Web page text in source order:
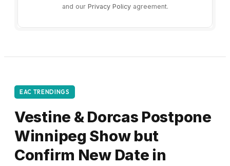
and our Privacy Policyagreement.
EAC TRENDINGS
Vestine & Dorcas Postpone
Winnipeg Show but
Confirm New Date in